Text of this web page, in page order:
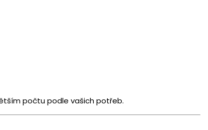
počtu podle vašich potřeb.